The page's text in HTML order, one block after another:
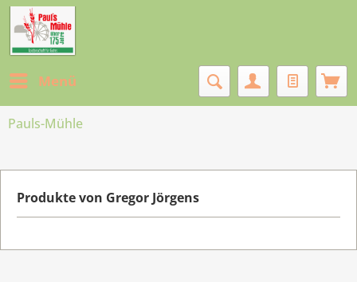
Menü
Pauls-Mühle
Produkte von Gregor Jörgens